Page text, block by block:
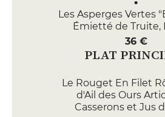
Les Asperges Vertes
Émietté de Truite,
36 €
PLAT
Le Rouget En Filet
d'Ail des Ours
Casserons et Jus